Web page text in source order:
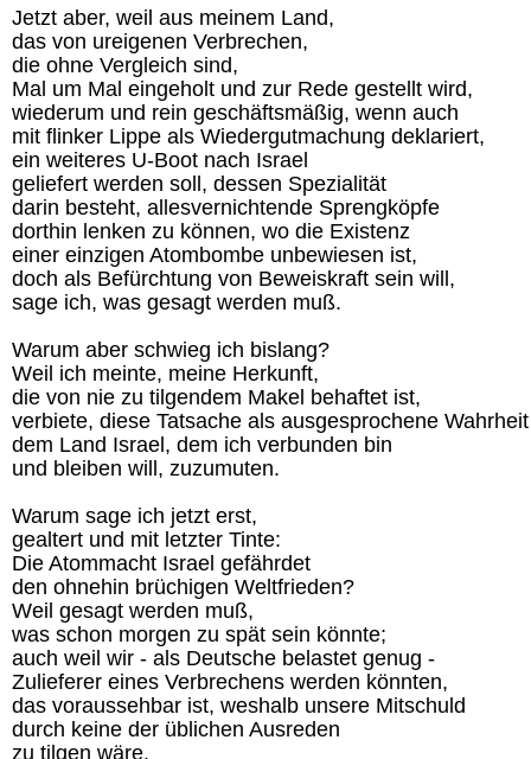
Jetzt aber, weil aus meinem Land,
das von ureigenen Verbrechen,
die ohne Vergleich sind,
Mal um Mal eingeholt und zur Rede gestellt wird,
wiederum und rein geschäftsmäßig, wenn auch
mit flinker Lippe als Wiedergutmachung deklariert,
ein weiteres U-Boot nach Israel
geliefert werden soll, dessen Spezialität
darin besteht, allesvernichtende Sprengköpfe
dorthin lenken zu können, wo die Existenz
einer einzigen Atombombe unbewiesen ist,
doch als Befürchtung von Beweiskraft sein will,
sage ich, was gesagt werden muß.
Warum aber schwieg ich bislang?
Weil ich meinte, meine Herkunft,
die von nie zu tilgendem Makel behaftet ist,
verbiete, diese Tatsache als ausgesprochene Wahrheit
dem Land Israel, dem ich verbunden bin
und bleiben will, zuzumuten.
Warum sage ich jetzt erst,
gealtert und mit letzter Tinte:
Die Atommacht Israel gefährdet
den ohnehin brüchigen Weltfrieden?
Weil gesagt werden muß,
was schon morgen zu spät sein könnte;
auch weil wir - als Deutsche belastet genug -
Zulieferer eines Verbrechens werden könnten,
das voraussehbar ist, weshalb unsere Mitschuld
durch keine der üblichen Ausreden
zu tilgen wäre.